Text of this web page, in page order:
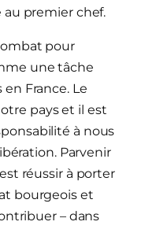
au premier chef.
pour
une tâche
France. Le
pays et il est
à nous
Parvenir
réussir à porter
bourgeois et
– dans